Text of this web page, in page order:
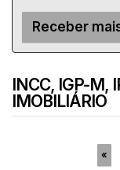
INCC, IGP-M,
IMOBILIÁRIO
«